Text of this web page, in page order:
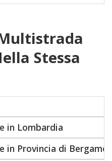
Stessa
in Lombardia
Provincia di Bergamo